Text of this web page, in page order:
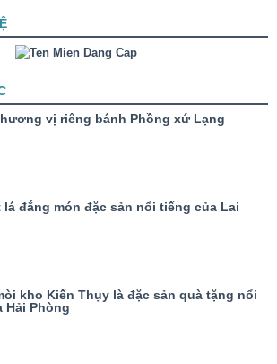
vị riêng bánh Phồng xứ Lạng
lá đắng món đặc sản nổi tiếng của Lai
kho Kiến Thụy là đặc sản quà tặng nổi
Hải Phòng